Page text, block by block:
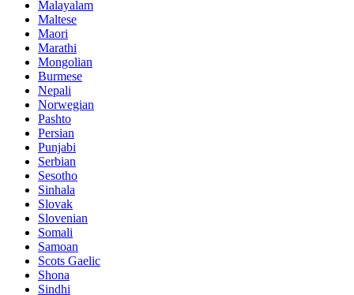
Malayalam
Maltese
Maori
Marathi
Mongolian
Burmese
Nepali
Norwegian
Pashto
Persian
Punjabi
Serbian
Sesotho
Sinhala
Slovak
Slovenian
Somali
Samoan
Scots Gaelic
Shona
Sindhi